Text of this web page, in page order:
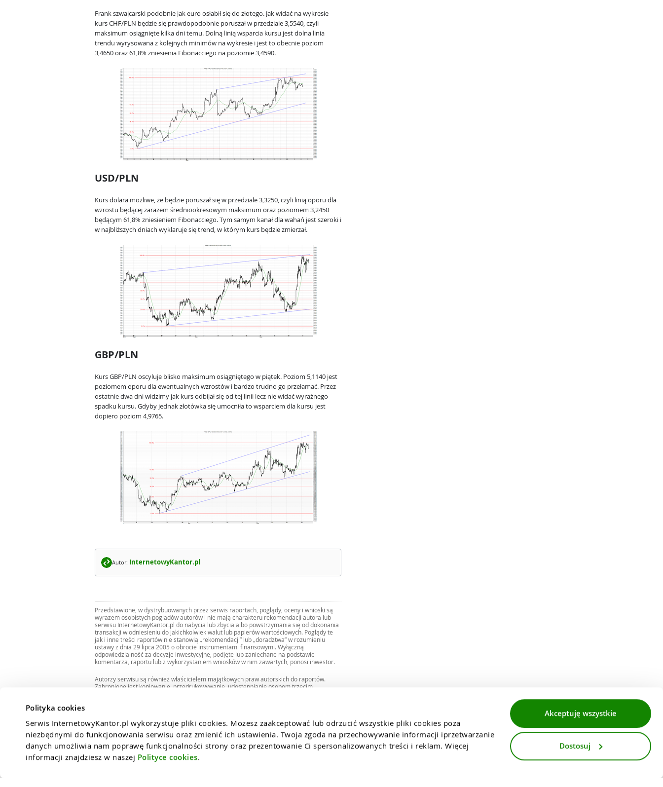
Polityka cookies
Serwis InternetowyKantor.pl wykorzystuje pliki cookies. Możesz zaakceptować lub odrzucić wszystkie pliki cookies poza
niezbędnymi do funkcjonowania serwisu oraz zmienić ich ustawienia. Twoja zgoda na przechowywanie informacji iprzetwarzanie
danych umożliwia nam poprawę funkcjonalności strony oraz prezentowanie Ci spersonalizowanych treści i reklam. Więcej
informacji znajdziesz w naszej Polityce cookies.
Akceptuję wszystkie
Dostosuj
Frank szwajcarski podobnie jak euro osłabił się do złotego. Jak widać na wykresie
kurs CHF/PLN będzie się prawdopodobnie poruszał w przedziale 3,5540, czyli
maksimum osiągnięte kilka dni temu. Dolną linią wsparcia kursu jest dolna linia
trendu wyrysowana z kolejnych minimów na wykresie i jest to obecnie poziom
3,4650 oraz 61,8% zniesienia Fibonacciego na poziomie 3,4590.
USD/PLN
Kurs dolara możliwe, że będzie poruszał się w przedziale 3,3250, czyli linią oporu dla
wzrostu będącej zarazem średniookresowym maksimum oraz poziomem 3,2450
będącym 61,8% zniesieniem Fibonacciego. Tym samym kanał dla wahań jest szeroki i
w najbliższych dniach wyklaruje się trend, w którym kurs będzie zmierzał.
GBP/PLN
Kurs GBP/PLN oscyluje blisko maksimum osiągniętego w piątek. Poziom 5,1140 jest
poziomem oporu dla ewentualnych wzrostów i bardzo trudno go przełamać. Przez
ostatnie dwa dni widzimy jak kurs odbijał się od tej linii lecz nie widać wyraźnego
spadku kursu. Gdyby jednak złotówka się umocniła to wsparciem dla kursu jest
dopiero poziom 4,9765.
Autor: InternetowyKantor.pl
Przedstawione, w dystrybuowanych przez serwis raportach, poglądy, oceny i wnioski są
wyrazem osobistych poglądów autorów i nie mają charakteru rekomendacji autora lub
serwisu InternetowyKantor.pl do nabycia lub zbycia albo powstrzymania się od dokonania
transakcji w odniesieniu do jakichkolwiek walut lub papierów wartościowych. Poglądy te
jak i inne treści raportów nie stanowią „rekomendacji” lub „doradztwa” w rozumieniu
ustawy z dnia 29 lipca 2005 o obrocie instrumentami finansowymi. Wyłączną
odpowiedzialność za decyzje inwestycyjne, podjęte lub zaniechane na podstawie
komentarza, raportu lub z wykorzystaniem wniosków w nim zawartych, ponosi inwestor.
Autorzy serwisu są również właścicielem majątkowych praw autorskich do raportów.
Zabronione jest kopiowanie, przedrukowywanie, udostępnianie osobom trzecim